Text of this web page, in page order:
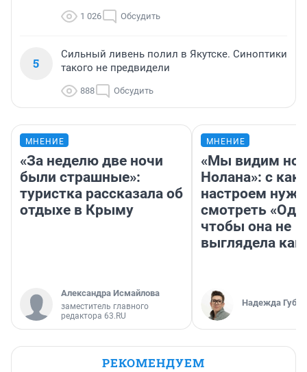
1 026 Обсудить
5
Сильный ливень полил в Якутске. Синоптики
такого не предвидели
888 Обсудить
МНЕНИЕ
«За неделю две ночи
были страшные»:
туристка рассказала об
отдыхе в Крыму
Александра Исмайлова
заместитель главного
редактора 63.RU
МНЕНИЕ
«Мы видим
Нолана»: с
настроем
смотреть
чтобы она не
выглядела как
Надежда
РЕКОМЕНДУЕМ